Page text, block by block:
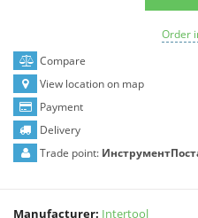
Order
Compare
View location on map
Payment
Delivery
Trade point:
Manufacturer: Intertool